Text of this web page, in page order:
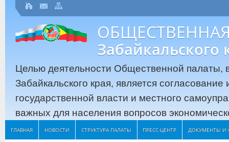
Забайкальского
Целью деятельности Общественной палаты,
Забайкальского края, является
государственной власти и местного
важных для населения вопросов
ГЛАВНАЯ НОВОСТИ СТРУКТУРА ПАЛАТЫ ПРЕСС-ЦЕНТР ДОКУМЕНТЫ И